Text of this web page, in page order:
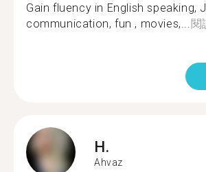
Gain fluency in English speaking,
communication, fun , movies,... 閱
H.
Ahvaz